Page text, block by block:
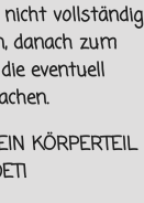
nicht vollständig
danach zum
eventuell
KÖRPERTEIL